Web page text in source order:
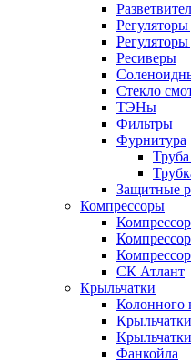
Ресиверы
Стекло
ТЭНы
Фильтры
Фурнитура
Защитные
Компрессоры
СК Атлант
Крыльчатки
Колонного
Фанкойла